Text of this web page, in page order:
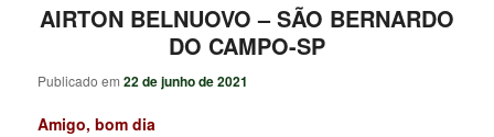
AIRTON BELNUOVO – SÃO BERNARDO
DO CAMPO-SP
Publicado em22 de junho de 2021
Amigo, bom dia